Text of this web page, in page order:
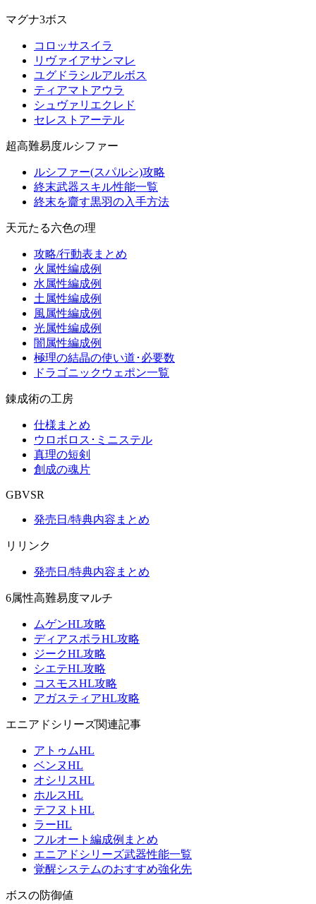
マグナ3ボス
コロッサスイラ
リヴァイアサンマレ
ユグドラシルアルボス
ティアマトアウラ
シュヴァリエクレド
セレストアーテル
超高難易度ルシファー
ルシファー(スパルシ)攻略
終末武器スキル性能一覧
終末を齎す黒羽の入手方法
天元たる六色の理
攻略/行動表まとめ
火属性編成例
水属性編成例
土属性編成例
風属性編成例
光属性編成例
闇属性編成例
極理の結晶の使い道･必要数
ドラゴニックウェポン一覧
錬成術の工房
仕様まとめ
ウロボロス･ミニステル
真理の短剣
創成の魂片
GBVSR
発売日/特典内容まとめ
リリンク
発売日/特典内容まとめ
6属性高難易度マルチ
ムゲンHL攻略
ディアスポラHL攻略
ジークHL攻略
シエテHL攻略
コスモスHL攻略
アガスティアHL攻略
エニアドシリーズ関連記事
アトゥムHL
ベンヌHL
オシリスHL
ホルスHL
テフヌトHL
ラーHL
フルオート編成例まとめ
エニアドシリーズ武器性能一覧
覚醒システムのおすすめ強化先
ボスの防御値